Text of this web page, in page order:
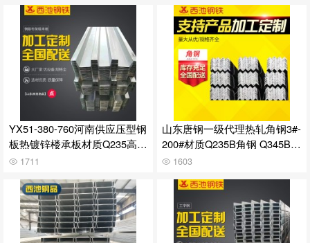
YX51-380-760河南供应压型钢
板热镀锌楼承板材质Q235高锌
275克
1711
山东唐钢一级代理热轧角钢3#-
200#材质Q235B角钢 Q345B等
边角钢
1603